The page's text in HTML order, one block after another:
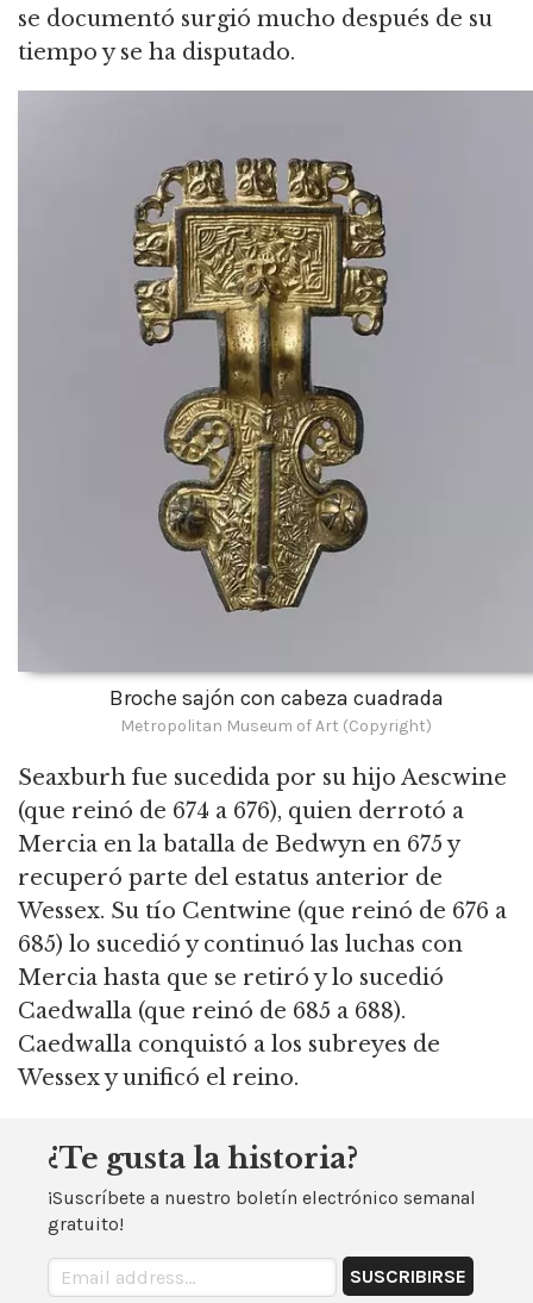
se documentó surgió mucho después de su
tiempo y se ha disputado.
Broche sajón con cabeza cuadrada
Metropolitan Museum of Art (Copyright)
Seaxburh fue sucedida por su hijo Aescwine
(que reinó de 674 a 676), quien derrotó a
Mercia en la batalla de Bedwyn en 675 y
recuperó parte del estatus anterior de
Wessex. Su tío Centwine (que reinó de 676 a
685) lo sucedió y continuó las luchas con
Mercia hasta que se retiró y lo sucedió
Caedwalla (que reinó de 685 a 688).
Caedwalla conquistó a los subreyes de
Wessex y unificó el reino.
¿Te gusta la historia?
¡Suscríbete a nuestro boletín electrónico semanal
gratuito!